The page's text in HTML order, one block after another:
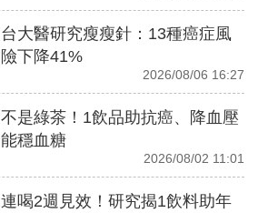
台大醫研究瘦瘦針：13種癌症風
險下降41%
2026/08/06 16:27
不是綠茶！1飲品助抗癌、降血壓
能穩血糖
2026/08/02 11:01
連喝2週見效！研究揭1飲料助年